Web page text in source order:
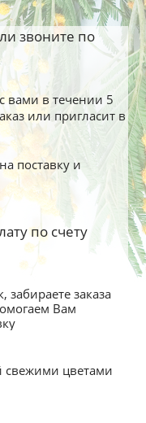
звоните по
вами в течении 5
или пригласит в
поставку и
по счету
забираете заказа
Вам
свежими цветами